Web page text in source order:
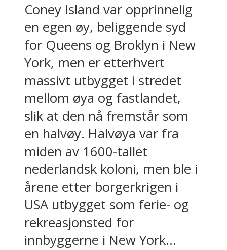
Coney Island var opprinnelig
en egen øy, beliggende syd
for Queens og Broklyn i New
York, men er etterhvert
massivt utbygget i stredet
mellom øya og fastlandet,
slik at den nå fremstår som
en halvøy. Halvøya var fra
miden av 1600-tallet
nederlandsk koloni, men ble i
årene etter borgerkrigen i
USA utbygget som ferie- og
rekreasjonsted for
innbyggerne i New York...